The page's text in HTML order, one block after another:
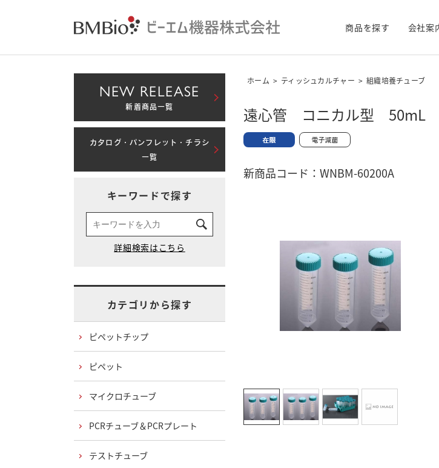
商品を探す 会社案
ホーム > ティッシュカルチャー > 組織培養チューブ
遠心管 コニカル型 50mL
新商品コード：WNBM-60200A
NEW RELEASE
新着商品一覧
カタログ・パンフレット・チラシ
一覧
キーワードで探す
カテゴリから探す
ピペットチップ
ピペット
マイクロチューブ
PCRチューブ＆PCRプレート
テストチューブ